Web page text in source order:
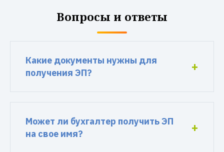
Вопросы и ответы
Какие документы нужны для
получения ЭП?
Может ли бухгалтер получить ЭП
на свое имя?